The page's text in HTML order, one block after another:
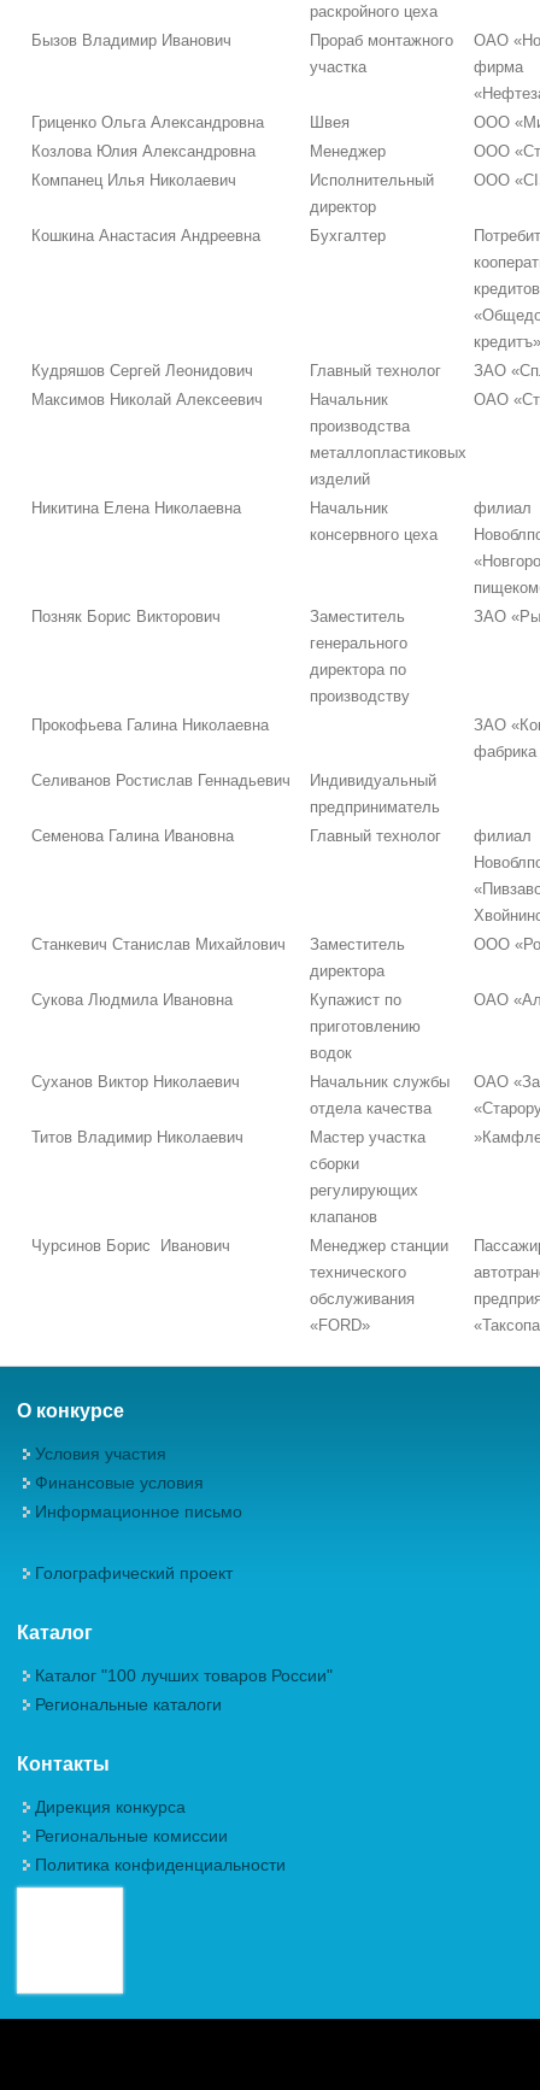
раскройного цеха
Бызов Владимир Иванович
Прораб монтажного
участка
ОАО
фирма
Гриценко Ольга Александровна
Швея
ООО
Козлова Юлия Александровна
Менеджер
ООО
Компанец Илья Николаевич
Исполнительный
директор
ООО
Кошкина Анастасия Андреевна Бухгалтер
кредитъ»
Кудряшов Сергей Леонидович
Главный технолог
ЗАО
Максимов Николай Алексеевич
Начальник
производства
металлопластиковых
изделий
ОАО
Никитина Елена Николаевна
Начальник
консервного цеха
филиал
Позняк Борис Викторович
Заместитель
генерального
директора по
производству
ЗАО
Прокофьева Галина Николаевна
ЗАО
фабрика
Селиванов Ростислав Геннадьевич
Индивидуальный
предприниматель
Семенова Галина Ивановна
Главный технолог
филиал
Станкевич Станислав Михайлович
Заместитель
директора
ООО
Сукова Людмила Ивановна
Купажист по
приготовлению
водок
ОАО
Суханов Виктор Николаевич
Начальник службы
отдела качества
ОАО
Титов Владимир Николаевич
Мастер участка
сборки
регулирующих
клапанов
Чурсинов Борис Иванович
Менеджер станции
технического
обслуживания
«FORD»
О конкурсе
Условия участия
Финансовые условия
Информационное письмо
Голографический проект
Каталог
Каталог "100 лучших товаров России"
Региональные каталоги
Контакты
Дирекция конкурса
Региональные комиссии
Политика конфиденциальности